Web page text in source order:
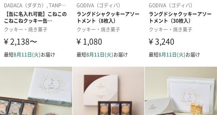
あまおう苺ラングドシャクッキー アソートメント（8枚
入）
「あまおう苺＆ミルクチョコレート」と「あまおう苺＆ホワイト
チョコレート」2種類の味わいの異なる「あまおう苺」フレーバー
を詰め合わせました。